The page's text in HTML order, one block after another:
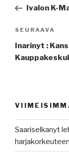
artikkeli
Ivalon K-
Seuraava
artikkeli
SEURAAVA
Inarinyt :
Saariselkanyt
harjakorkeuteen